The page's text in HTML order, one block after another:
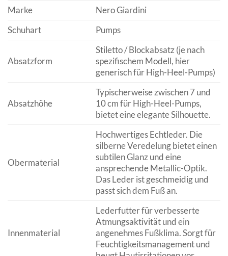
Marke
Nero Giardini
Schuhart
Pumps
Absatzform
Stiletto / Blockabsatz (je nach
spezifischem Modell, hier
generisch für High-Heel-Pumps)
Absatzhöhe
Typischerweise zwischen 7 und
10 cm für High-Heel-Pumps,
bietet eine elegante Silhouette.
Obermaterial
Hochwertiges Echtleder. Die
silberne Veredelung bietet einen
subtilen Glanz und eine
ansprechende Metallic-Optik.
Das Leder ist geschmeidig und
passt sich dem Fuß an.
Innenmaterial
Lederfutter für verbesserte
Atmungsaktivität und ein
angenehmes Fußklima. Sorgt für
Feuchtigkeitsmanagement und